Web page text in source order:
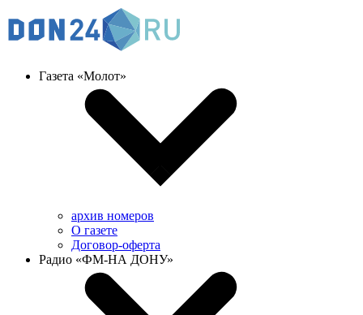
Газета «Молот»
архив номеров
О газете
Договор-оферта
Радио «ФМ-НА ДОНУ»